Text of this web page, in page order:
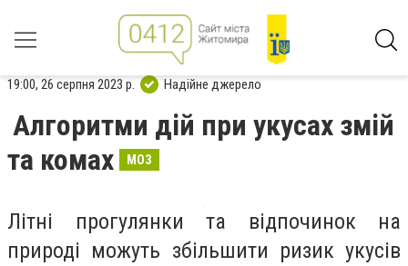
19:00, 26 серпня 2023 р. Надійне джерело
Алгоритми дій при укусах змій
та комах
МОЗ
Літні прогулянки та відпочинок на
природі можуть збільшити ризик укусів